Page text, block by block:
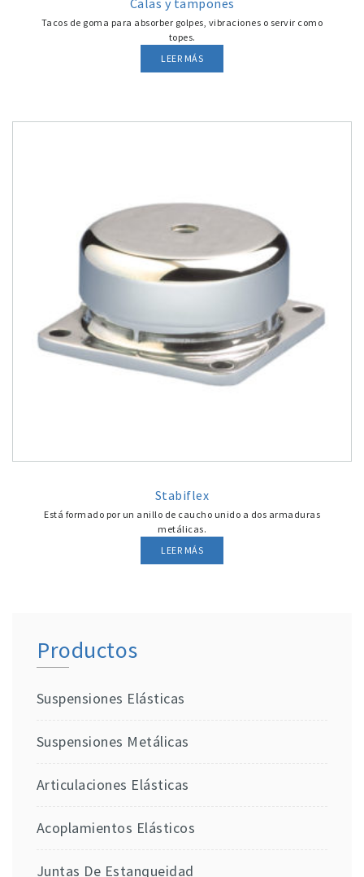
Calas y tampones
Tacos de goma para absorber golpes, vibraciones o servir como
topes.
LEER MÁS
Stabiflex
Está formado por un anillo de caucho unido a dos armaduras
metálicas.
LEER MÁS
Productos
Suspensiones Elásticas
Suspensiones Metálicas
Articulaciones Elásticas
Acoplamientos Elásticos
Juntas De Estanqueidad